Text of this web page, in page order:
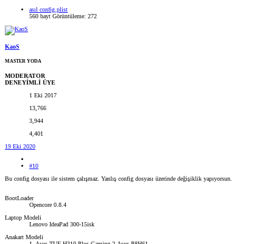
asıl config.plist
560 bayt Görüntüleme: 272
KaoS
MASTER YODA
MODERATOR
DENEYİMLİ ÜYE
1 Eki 2017
13,766
3,944
4,401
19 Eki 2020
#10
Bu config dosyası ile sistem çalışmaz. Yanlış config dosyası üzerinde değişiklik yapıyorsun.
BootLoader
Opencore 0.8.4
Laptop Modeli
Lenovo IdeaPad 300-15isk
Anakart Modeli